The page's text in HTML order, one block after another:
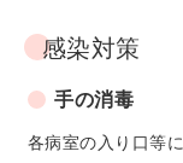
感染対策
手の消毒
各病室の入り口等